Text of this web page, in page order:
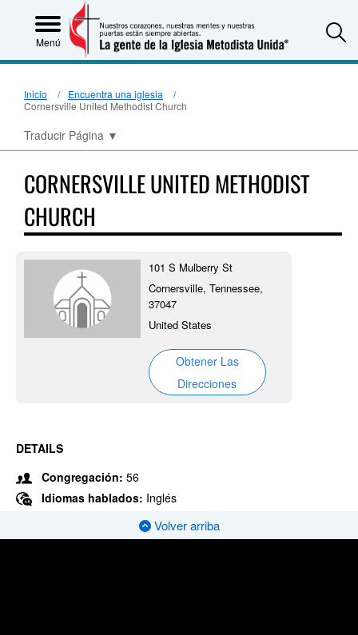
Menú
Inicio
Encuentra una iglesia
Cornersville United Methodist Church
Traducir Página ▼
CORNERSVILLE UNITED METHODIST
CHURCH
101 S Mulberry St
Cornersville, Tennessee,
37047
United States
Obtener Las
Direcciones
DETAILS
Congregación: 56
Idiomas hablados: Inglés
Volver arriba